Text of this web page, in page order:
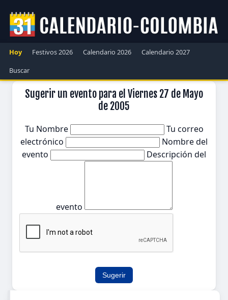
Hoy Festivos 2026 Calendario 2026
Calendario 2027
Buscar
Sugerir un evento para el Viernes 27 de Mayo
de 2005
Tu Nombre
Tu correo
electrónico
Nombre del
evento
Descripción del
evento
Sugerir